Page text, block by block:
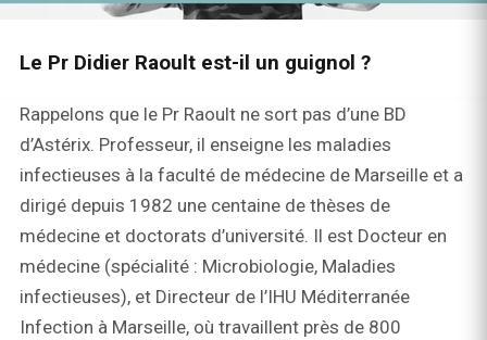
Le Pr Didier Raoult est-il un guignol ?
Rappelons que le Pr Raoult ne sort pas d’une BD
d’Astérix. Professeur, il enseigne les maladies
infectieuses à la faculté de médecine de Marseille et a
dirigé depuis 1982 une centaine de thèses de
médecine et doctorats d’université. Il est Docteur en
médecine (spécialité : Microbiologie, Maladies
infectieuses), et Directeur de l’IHU Méditerranée
Infection à Marseille, où travaillent près de 800